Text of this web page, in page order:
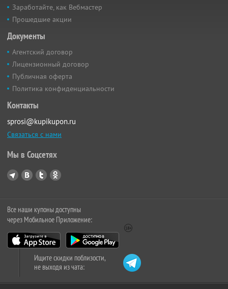
Заработайте, как Вебмастер
Прошедшие акции
Документы
Агентский договор
Лицензионный договор
Публичная оферта
Политика конфиденциальности
Контакты
sprosi@kupikupon.ru
Связаться с нами
Мы в Соцсетях
Все наши купоны доступны
через Мобильное Приложение:
Ищите скидки поблизости,
не выходя из чата: